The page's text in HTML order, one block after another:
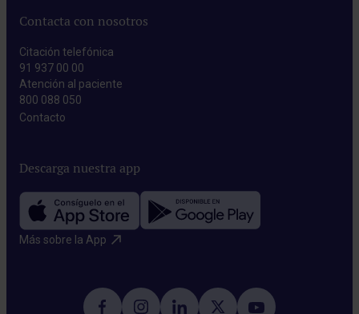
Contacta con nosotros
Citación telefónica
91 937 00 00
Atención al paciente
800 088 050
Contacto​
Descarga nuestra app
Más sobre la App​